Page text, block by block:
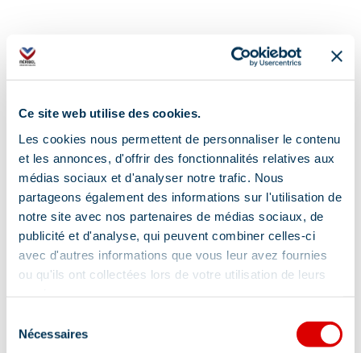
Ce site web utilise des cookies.
Les cookies nous permettent de personnaliser le contenu
et les annonces, d'offrir des fonctionnalités relatives aux
médias sociaux et d'analyser notre trafic. Nous
partageons également des informations sur l'utilisation de
notre site avec nos partenaires de médias sociaux, de
publicité et d'analyse, qui peuvent combiner celles-ci
avec d'autres informations que vous leur avez fournies
ou qu'ils ont collectées lors de votre utilisation de leurs
Nécessaires
Résidence la Tougnète - 388 Rue des Glaciers,
73550 Méribel
Information updated on